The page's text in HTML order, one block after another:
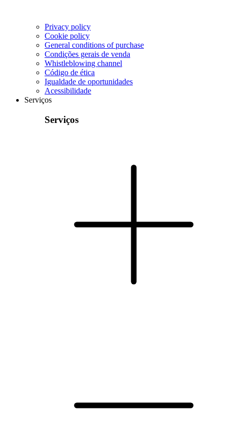
Privacy policy
Cookie policy
General conditions of purchase
Condições gerais de venda
Whistleblowing channel
Código de ética
Igualdade de oportunidades
Acessibilidade
Serviços
Serviços